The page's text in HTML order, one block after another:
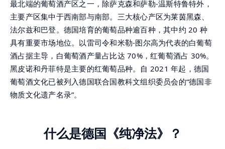
最北端的葡萄酒产区之一，除萨克森和萨勒-温斯特鲁特外，
主要产区集中于西南部与南部。三大核心产区为莱茵黑森、
法尔兹和巴登。德国培育的葡萄品种逾百种，其中约 20 种
具有重要市场地位。以雷司令和米勒-图尔高为代表的白葡萄
酒占据主导，白葡萄酒产量占比达 70%，红葡萄酒占 30%。
黑皮诺和丹菲特是主要的红葡萄品种。自 2021 年起，德国
葡萄酒文化已被列入德国联合国教科文组织委员会的“德国非
物质文化遗产名录”。
什么是德国《纯净法》？